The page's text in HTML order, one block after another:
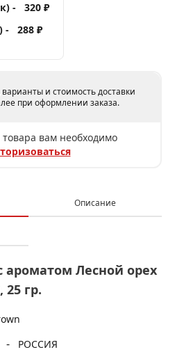
-
320 ₽
-
288 ₽
и стоимость доставки
при оформлении заказа.
вам необходимо
Описание
ароматом Лесной орех
25 гр.
-
РОССИЯ